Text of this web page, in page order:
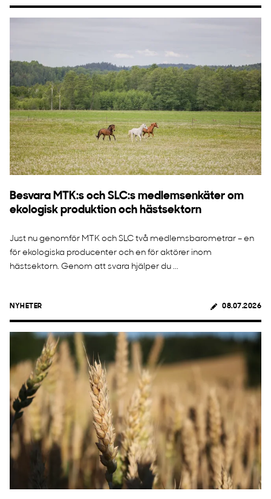
Besvara MTK:s och SLC:s medlemsenkäter om
ekologisk produktion och hästsektorn
Just nu genomför MTK och SLC två medlemsbarometrar – en
för ekologiska producenter och en för aktörer inom
hästsektorn. Genom att svara hjälper du ...
NYHETER 08.07.2026